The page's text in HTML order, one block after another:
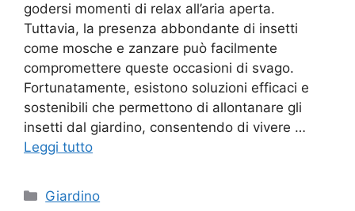
godersi momenti di relax all’aria aperta.
Tuttavia, la presenza abbondante di insetti
come mosche e zanzare può facilmente
compromettere queste occasioni di svago.
Fortunatamente, esistono soluzioni efficaci e
sostenibili che permettono di allontanare gli
insetti dal giardino, consentendo di vivere …
Leggi tutto
Categorie
Giardino